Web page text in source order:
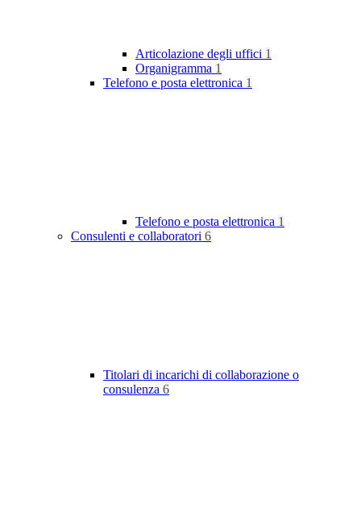
Articolazione degli uffici 1
Organigramma 1
Telefono e posta elettronica 1
Telefono e posta elettronica 1
Consulenti e collaboratori 6
Titolari di incarichi di collaborazione o
consulenza 6